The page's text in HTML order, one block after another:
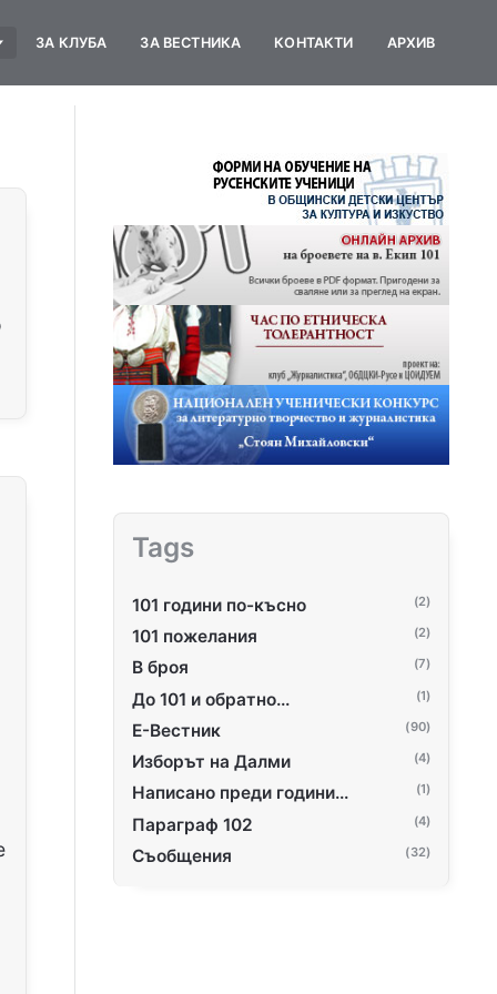
ЗА КЛУБА ЗА ВЕСТНИКА КОНТАКТИ АРХИВ
Tags
101 години по-късно (2)
101 пожелания (2)
В броя (7)
До 101 и обратно… (1)
Е-Вестник (90)
Изборът на Далми (4)
Написано преди години... (1)
Параграф 102 (4)
Съобщения (32)